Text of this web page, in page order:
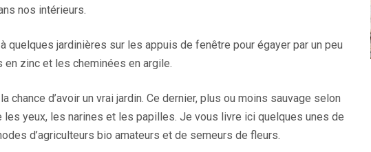
nos intérieurs.
quelques jardinières sur les appuis de fenêtre pour égayer par un peu
zinc et les cheminées en argile.
chance d’avoir un vrai jardin. Ce dernier, plus ou moins sauvage selon
les yeux, les narines et les papilles. Je vous livre ici quelques unes de
d’agriculteurs bio amateurs et de semeurs de fleurs.